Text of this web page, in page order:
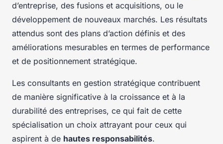
d’entreprise, des fusions et acquisitions, ou le
développement de nouveaux marchés. Les résultats
attendus sont des plans d’action définis et des
améliorations mesurables en termes de performance
et de positionnement stratégique.
Les consultants en gestion stratégique contribuent
de manière significative à la croissance et à la
durabilité des entreprises, ce qui fait de cette
spécialisation un choix attrayant pour ceux qui
aspirent à de hautes responsabilités.